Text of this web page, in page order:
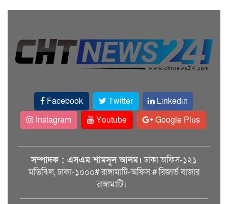
Facebook Twitter
Linkedin
Instagram
Youtube Google Plus
সম্পাদক : এসএম শামসুল আলম। ঢাকা অফিস-১২১
মতিঝিল, ঢাকা-১০০০# রাঙ্গামাটি-অফিস # রিজার্ভ বাজার
রাঙ্গামাটি।